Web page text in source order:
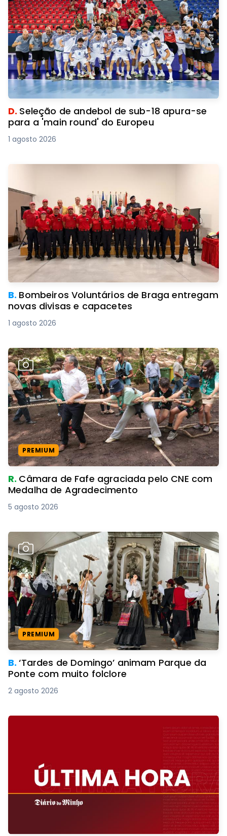
D. Seleção de andebol de sub-18 apura-se
para a 'main round' do Europeu
1 agosto 2026
B. Bombeiros Voluntários de Braga entregam
novas divisas e capacetes
1 agosto 2026
PREMIUM
R. Câmara de Fafe agraciada pelo CNE com
Medalha de Agradecimento
5 agosto 2026
PREMIUM
B.‘Tardes de Domingo’ animam Parque da
Ponte com muito folclore
2 agosto 2026